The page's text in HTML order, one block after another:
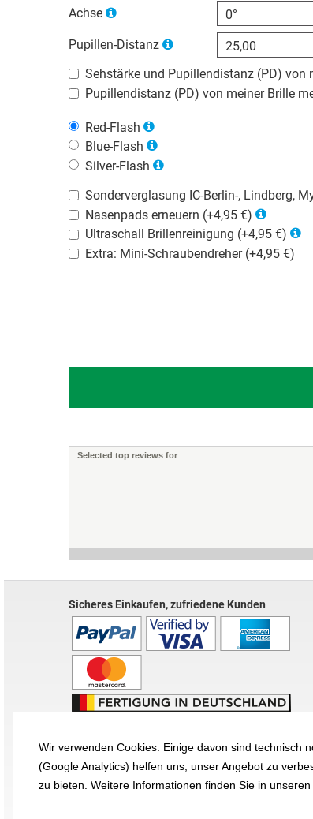
Wir verwenden Cookies. Einige davon sind technisch
(Google Analytics) helfen uns, unser Angebot zu
zu bieten. Weitere Informationen finden Sie in unseren
Achse
Pupillen-Distanz
Sehstärke und Pupillendistanz (PD) von
Pupillendistanz (PD) von meiner Brille
Red-Flash
Blue-Flash
Silver-Flash
Sonderverglasung IC-Berlin-, Lindberg,
Nasenpads erneuern (+4,95 €)
Ultraschall Brillenreinigung (+4,95 €)
Extra: Mini-Schraubendreher (+4,95 €)
Selected top reviews for
Sicheres Einkaufen, zufriedene Kunden